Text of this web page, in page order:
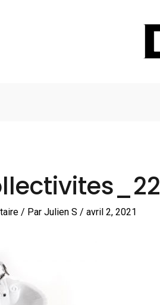
/ Par Julien S / avril 2, 2021